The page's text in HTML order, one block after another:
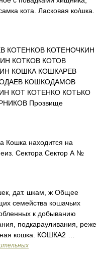
кота. Ласковая ко/шка.
КОТЕНКОВ КОТЕНОЧКИН
КОТКОВ КОТОВ
КОШКА КОШКАРЕВ
КОШКОДАМОВ
КОТ КОТЕНКО КОТЬКО
Прозвище
Кошка находится на
Сектора Сектор А №
дат. шкам, ж Общее
семейства кошачьих
к добыванию
подкарауливания, реже
кошка. КОШКА2 …